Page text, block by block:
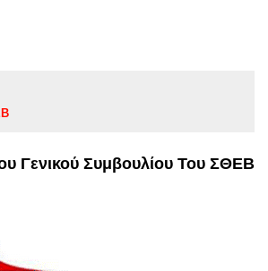
Γενικού Συμβουλίου Του ΣΘΕΒ